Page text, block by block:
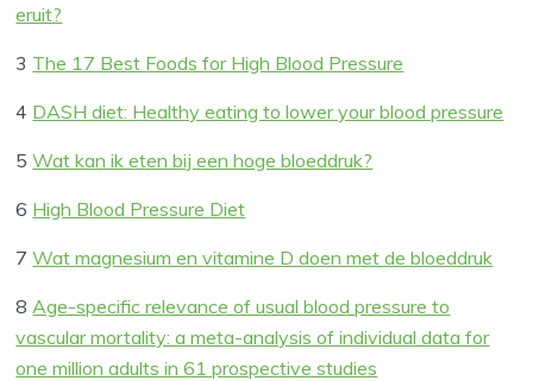
eruit?
3 The 17 Best Foods for High Blood Pressure
4 DASH diet: Healthy eating to lower your blood pressure
5 Wat kan ik eten bij een hoge bloeddruk?
6 High Blood Pressure Diet
7 Wat magnesium en vitamine D doen met de bloeddruk
8 Age-specific relevance of usual blood pressure to
vascular mortality: a meta-analysis of individual data for
one million adults in 61 prospective studies